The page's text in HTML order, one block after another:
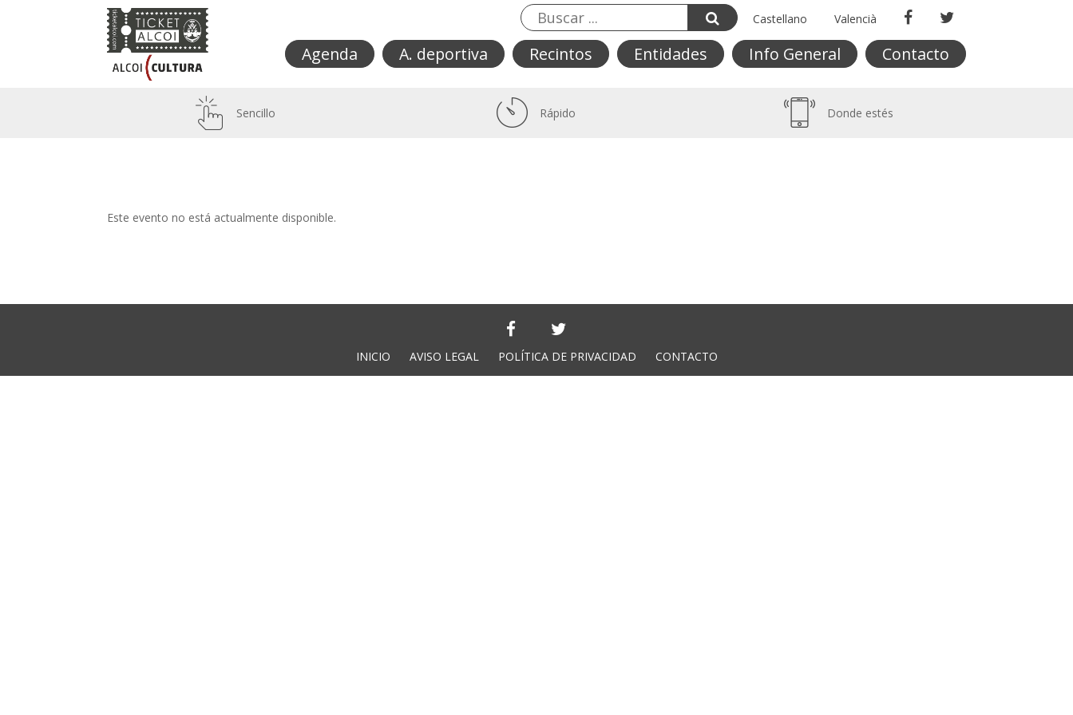
Castellano Valencià
Agenda A. deportiva Recintos Entidades Info General Contacto
Sencillo Rápido Donde estés
Este evento no está actualmente disponible.
INICIO AVISO LEGAL POLÍTICA DE PRIVACIDAD CONTACTO